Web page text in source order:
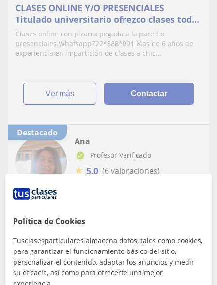
CLASES ONLINE Y/O PRESENCIALES
Titulado universitario ofrezco clases todos
los niveles
Clases online con pizarra pegada a la pared o
presenciales.Whatsapp722*588*091 Mas de 6 años de
experiencia en impartición de clases a chic...
ver más Contactar
Destacado
Ana
Profesor Verificado
★ 5,0 (6 valoraciones)
Química: Química básica, Química orgánica, , Química
Docente para la formación profesional se
ofrece para dar clases particulares de
matematicas, física y química de Eso.
Soy Docente de la formación profesional, con estudios de
Política de Cookies
Tusclasesparticulares almacena datos, tales como cookies,
para garantizar el funcionamiento básico del sitio,
personalizar el contenido, adaptar los anuncios y medir
su eficacia, así como para ofrecerte una mejor
experiencia.